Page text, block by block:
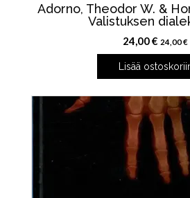
Adorno, Theodor W. &
Valistuksen
24,00€ 24,00€
Lisää